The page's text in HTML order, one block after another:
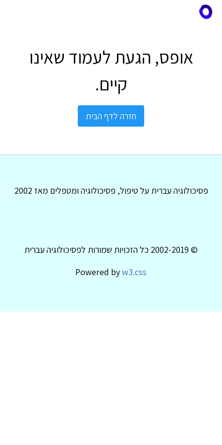
אופס, הגעת לעמוד שאינו
קיים.
חזרה לדף הבית
פסיכולוגיה עברית על טיפול, פסיכולוגיה ומטפלים מאז 2002
© 2002-2019 כל הזכויות שמורות לפסיכולוגיה עברית
Powered byw3.css